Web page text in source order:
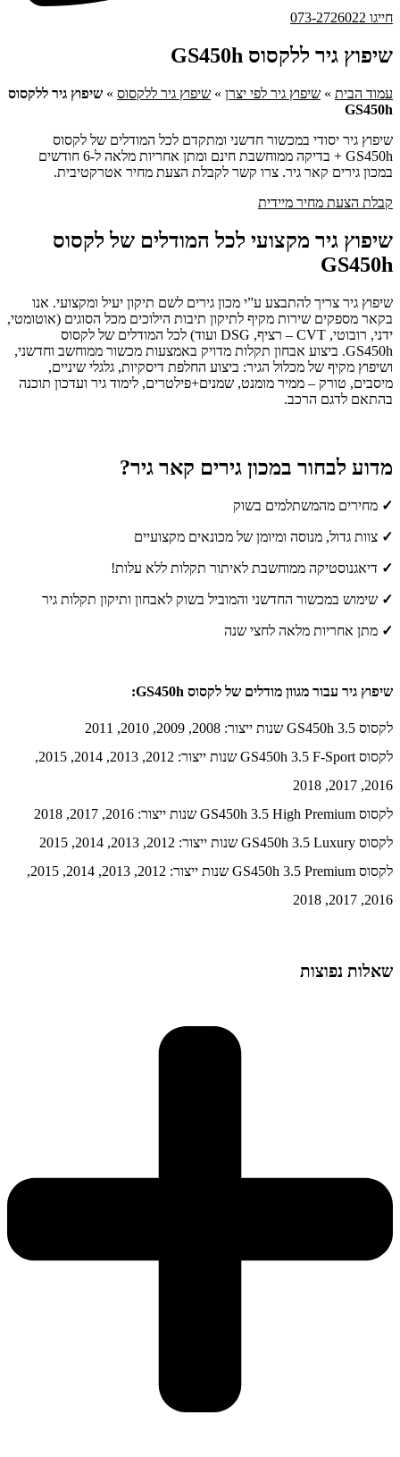
חייגו 073-2726022
שיפוץ גיר ללקסוס GS450h
עמוד הבית » שיפוץ גיר לפי יצרן » שיפוץ גיר ללקסוס » שיפוץ גיר ללקסוס
GS450h
שיפוץ גיר יסודי במכשור חדשני ומתקדם לכל המודלים של לקסוס
GS450h + בדיקה ממוחשבת חינם ומתן אחריות מלאה ל-6 חודשים
במכון גירים קאר גיר. צרו קשר לקבלת הצעת מחיר אטרקטיבית.
קבלת הצעת מחיר מיידית
שיפוץ גיר מקצועי לכל המודלים של לקסוס
GS450h
שיפוץ גיר צריך להתבצע ע”י מכון גירים לשם תיקון יעיל ומקצועי. אנו
בקאר מספקים שירות מקיף לתיקון תיבות הילוכים מכל הסוגים (אוטומטי,
ידני, רובוטי, CVT – רציף, DSG ועוד) לכל המודלים של לקסוס
GS450h. ביצוע אבחון תקלות מדויק באמצעות מכשור ממוחשב וחדשני,
ושיפוץ מקיף של מכלול הגיר: ביצוע החלפת דיסקיות, גלגלי שיניים,
מיסבים, טורק – ממיר מומנט, שמנים+פילטרים, לימוד גיר ועדכון תוכנה
בהתאם לדגם הרכב.
מדוע לבחור במכון גירים קאר גיר?
✓ מחירים מהמשתלמים בשוק
✓ צוות גדול, מנוסה ומיומן של מכונאים מקצועיים
✓ דיאגנוסטיקה ממוחשבת לאיתור תקלות ללא עלות!
✓ שימוש במכשור החדשני והמוביל בשוק לאבחון ותיקון תקלות גיר
✓ מתן אחריות מלאה לחצי שנה
שיפוץ גיר עבור מגוון מודלים של לקסוס GS450h:
לקסוס GS450h 3.5 שנות ייצור: 2008, 2009, 2010, 2011
לקסוס GS450h 3.5 F-Sport שנות ייצור: 2012, 2013, 2014, 2015,
2016, 2017, 2018
לקסוס GS450h 3.5 High Premium שנות ייצור: 2016, 2017, 2018
לקסוס GS450h 3.5 Luxury שנות ייצור: 2012, 2013, 2014, 2015
לקסוס GS450h 3.5 Premium שנות ייצור: 2012, 2013, 2014, 2015,
2016, 2017, 2018
שאלות נפוצות